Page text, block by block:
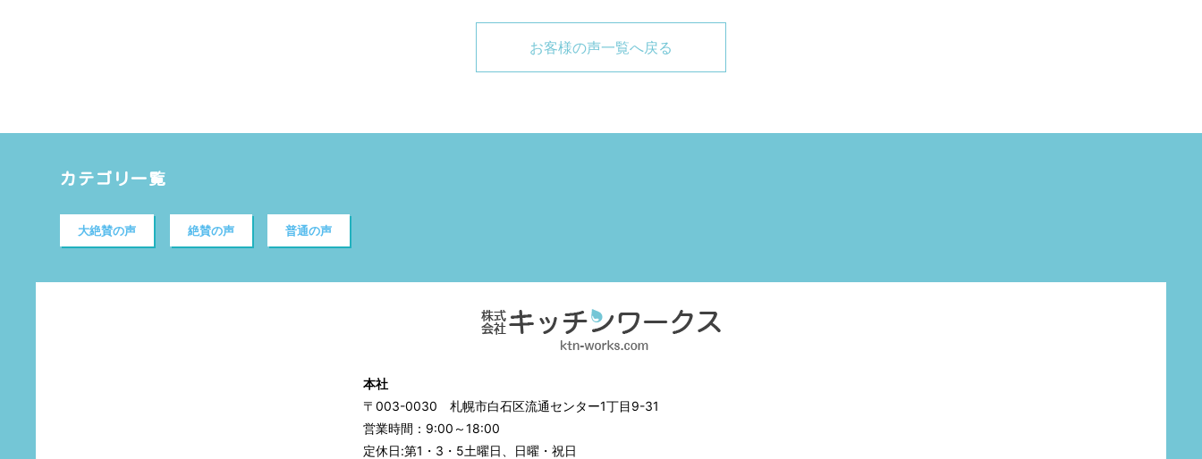
お客様の声一覧へ戻る
カテゴリ一覧
大絶賛の声 絶賛の声 普通の声
本社
〒003-0030 札幌市白石区流通センター1丁目9-31
営業時間：9:00～18:00
定休日:第1・3・5土曜日、日曜・祝日